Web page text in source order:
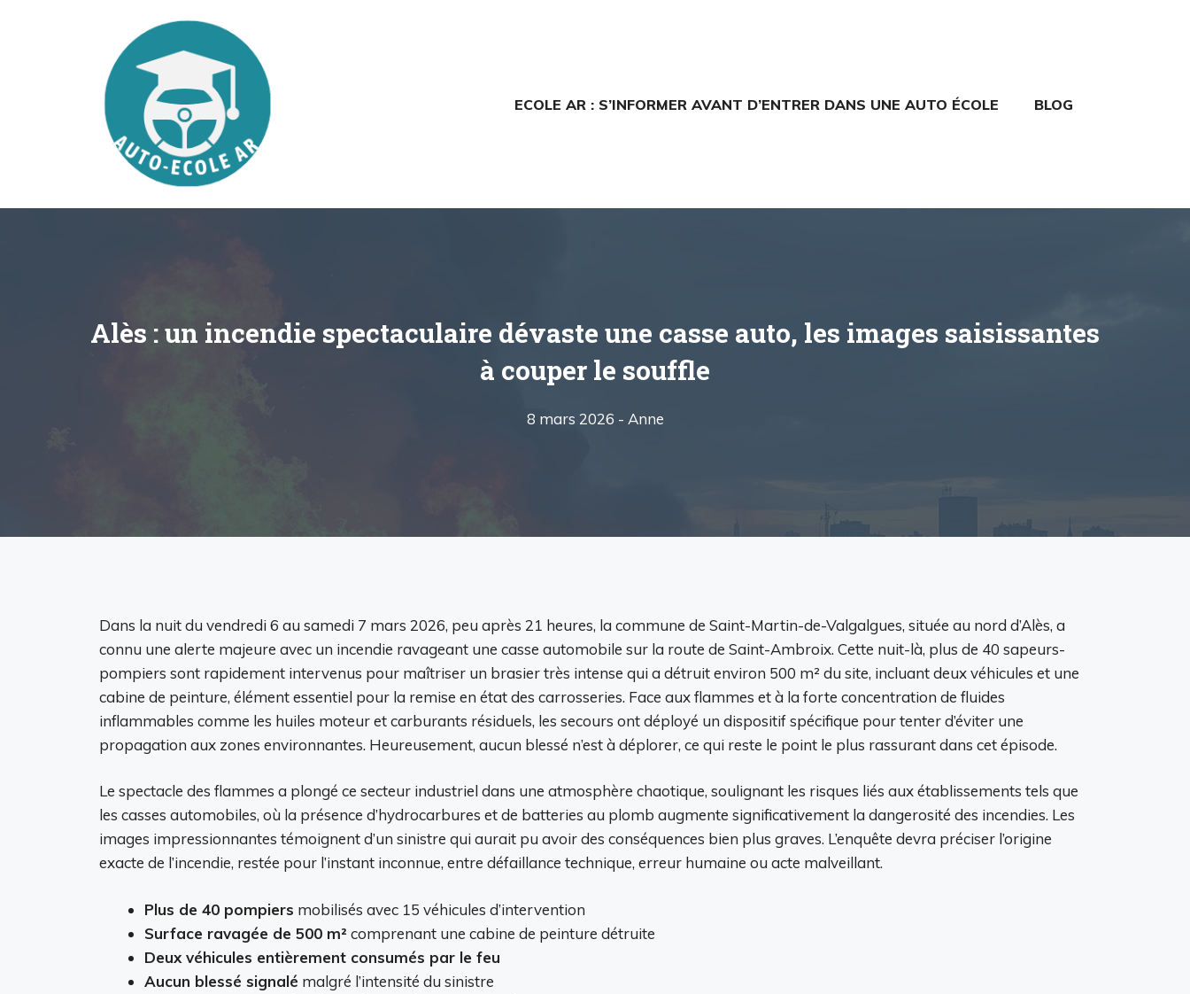
ECOLE AR : S’INFORMER AVANT D’ENTRER DANS UNE AUTO ÉCOLE BLOG
Alès : un incendie spectaculaire dévaste une casse auto, les images saisissantes
à couper le souffle
8 mars 2026 - Anne
Dans la nuit du vendredi 6 au samedi 7 mars 2026, peu après 21 heures, la commune de Saint-Martin-de-Valgalgues, située au nord d’Alès, a
connu une alerte majeure avec un incendie ravageant une casse automobile sur la route de Saint-Ambroix. Cette nuit-là, plus de 40 sapeurs-
pompiers sont rapidement intervenus pour maîtriser un brasier très intense qui a détruit environ 500 m² du site, incluant deux véhicules et une
cabine de peinture, élément essentiel pour la remise en état des carrosseries. Face aux flammes et à la forte concentration de fluides
inflammables comme les huiles moteur et carburants résiduels, les secours ont déployé un dispositif spécifique pour tenter d’éviter une
propagation aux zones environnantes. Heureusement, aucun blessé n’est à déplorer, ce qui reste le point le plus rassurant dans cet épisode.
Le spectacle des flammes a plongé ce secteur industriel dans une atmosphère chaotique, soulignant les risques liés aux établissements tels que
les casses automobiles, où la présence d’hydrocarbures et de batteries au plomb augmente significativement la dangerosité des incendies. Les
images impressionnantes témoignent d’un sinistre qui aurait pu avoir des conséquences bien plus graves. L’enquête devra préciser l’origine
exacte de l’incendie, restée pour l’instant inconnue, entre défaillance technique, erreur humaine ou acte malveillant.
Plus de 40 pompiers mobilisés avec 15 véhicules d’intervention
Surface ravagée de 500 m² comprenant une cabine de peinture détruite
Deux véhicules entièrement consumés par le feu
Aucun blessé signalé malgré l’intensité du sinistre